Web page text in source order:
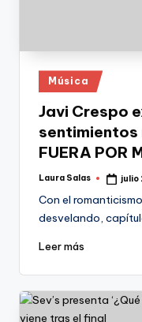
Publicado
en
Música
Javi Crespo
sentimientos
FUERA POR
Publicado
Laura Salas julio
Con el
desvelando,
Leer más